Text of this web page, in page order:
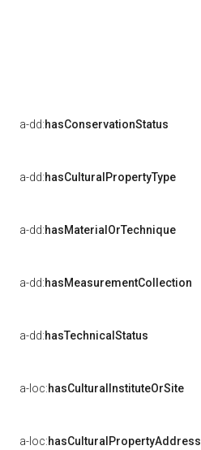
a-dd:hasConservationStatus
a-dd:hasCulturalPropertyType
a-dd:hasMaterialOrTechnique
a-dd:hasMeasurementCollection
a-dd:hasTechnicalStatus
a-loc:hasCulturalInstituteOrSite
a-loc:hasCulturalPropertyAddress